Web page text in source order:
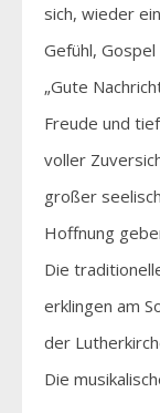
sich, wieder
Gefühl,
„Gute
Freude und
voller
großer
Hoffnung
Die
erklingen am
der
Die